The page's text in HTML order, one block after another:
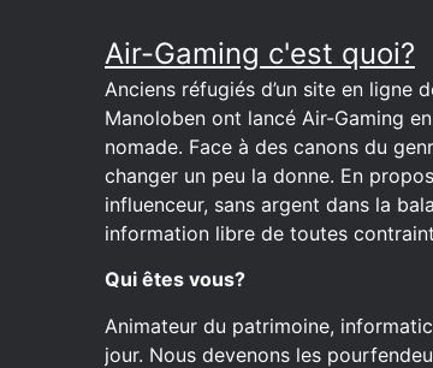
Air-Gaming c'est quoi?
Anciens réfugiés d’un site en ligne
Manoloben ont lancé Air-Gaming
nomade. Face à des canons du
changer un peu la donne. En
influenceur, sans argent dans la
information libre de toutes
Qui êtes vous?
Animateur du patrimoine,
jour. Nous devenons les